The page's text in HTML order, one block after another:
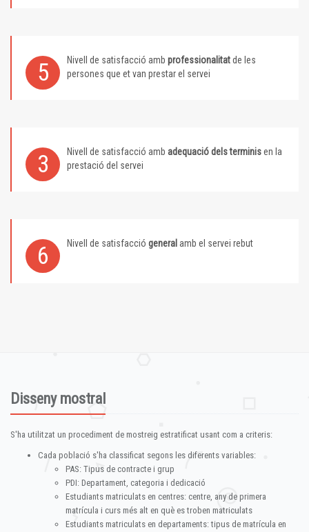
5 Nivell de satisfacció amb professionalitatde les
persones que et van prestar el servei
3 Nivell de satisfacció amb adequació dels terminisen la
prestació del servei
6 Nivell de satisfacció general amb el servei rebut
Disseny mostral
S'ha utilitzat un procediment de mostreig estratificat usant com a criteris:
Cada població s'ha classificat segons les diferents variables:
PAS: Tipus de contracte i grup
PDI: Departament, categoria i dedicació
Estudiants matriculats en centres: centre, any de primera
matrícula i curs més alt en què es troben matriculats
Estudiants matriculats en departaments: tipus de matrícula en